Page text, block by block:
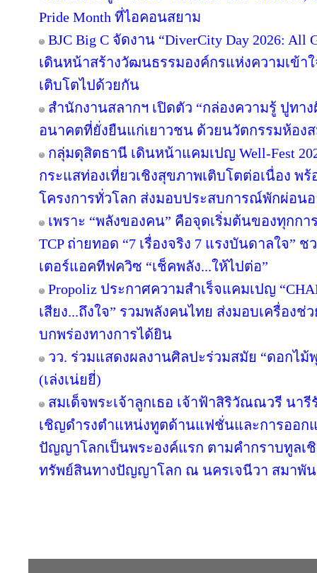
Pride Month ที่ไอคอนสยาม
BJC Big C จัดงาน “DiverCity Day 2026: All
เดินหน้าสร้างวัฒนธรรมองค์กรแห่งความเข้า
เติบโตไปด้วยกัน
สำนักงานสลากฯ เปิดตัว “กล่องความรู้ ปูทา
อนาคตที่ยั่งยืนแก่เยาวชน ด้วยนวัตกรรมห้อง
กลุ่มดุสิตธานี เดินหน้าแคมเปญ Well-Fest
กระแสท่องเที่ยวเชิงสุขภาพเติบโตต่อเนื่อง พ
โครงการทั่วโลก ส่งมอบประสบการณ์พักผ่อน
เพราะ “พลังของคน” คือจุดเริ่มต้นของทุกก
TCP ถ่ายทอด “7 เรื่องจริง 7 แรงบันดาลใจ”
เตอร์แอคทีฟควิซ “เช็คพลัง...ให้ไปต่อ”
Propoliz ประกาศความสำเร็จแคมเปญ
เสียง...ถึงใจ” รวมพลังคนไทย ส่งมอบเครื่องช่
บกพร่องทางการได้ยิน
วว. ร่วมแสดงผลงานศิลปะร่วมสมัย “ดอกไ
(เล่งเน่ยยี่)
สมเด็จพระเจ้าลูกเธอ เจ้าฟ้าสิริวัณณวรี นา
เชิญดำรงตำแหน่งทูตด้านแฟชั่นและการออก
ปัญญาโลกเป็นพระองค์แรก ตามคำกราบทูลเ
ทรัพย์สินทางปัญญาโลก ณ นครเจนีวา สมาพัน